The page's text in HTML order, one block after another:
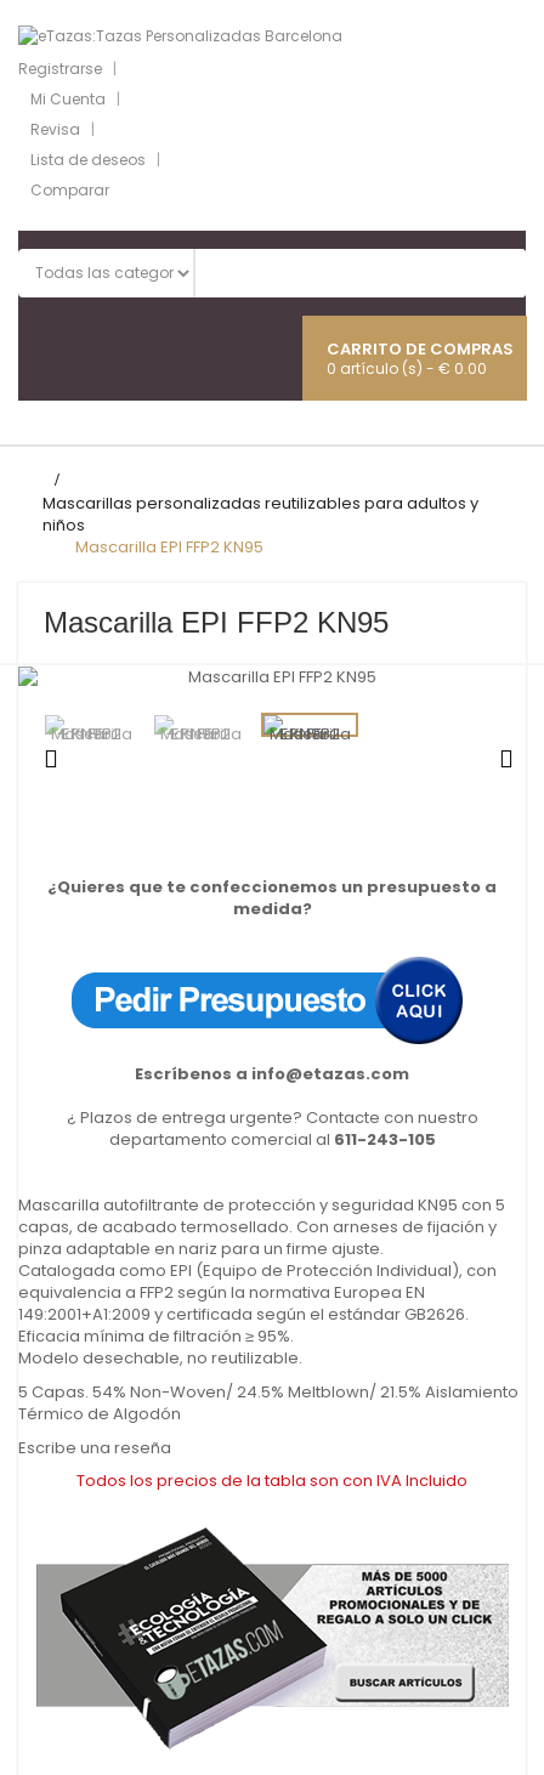
Registrarse
Mi Cuenta
Revisa
Lista de deseos
Comparar
CARRITO DE COMPRAS
0 artículo (s) - € 0.00
>
Mascarillas personalizadas reutilizables para adultos y
niños
Mascarilla EPI FFP2 KN95
Mascarilla EPI FFP2 KN95
¿Quieres que te confeccionemos un presupuesto a
medida?
Escríbenos a info@etazas.com
¿ Plazos de entrega urgente? Contacte con nuestro
departamento comercial al 611-243-105
Mascarilla autofiltrante de protección y seguridad KN95 con 5
capas, de acabado termosellado. Con arneses de fijación y
pinza adaptable en nariz para un firme ajuste.
Catalogada como EPI (Equipo de Protección Individual), con
equivalencia a FFP2 según la normativa Europea EN
149:2001+A1:2009 y certificada según el estándar GB2626.
Eficacia mínima de filtración ≥ 95%.
Modelo desechable, no reutilizable.
5 Capas. 54% Non-Woven/ 24.5% Meltblown/ 21.5% Aislamiento
Térmico de Algodón
Escribe una reseña
Todos los precios de la tabla son con IVA Incluido